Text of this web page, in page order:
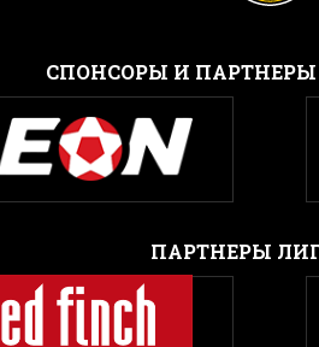
CПОНСОРЫ И ПАРТНЕРЫ
ПАРТНЕРЫ